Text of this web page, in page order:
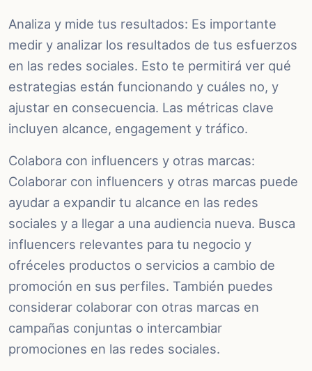
Analiza y mide tus resultados: Es importante
medir y analizar los resultados de tus esfuerzos
en las redes sociales. Esto te permitirá ver qué
estrategias están funcionando y cuáles no, y
ajustar en consecuencia. Las métricas clave
incluyen alcance, engagement y tráfico.
Colabora con influencers y otras marcas:
Colaborar con influencers y otras marcas puede
ayudar a expandir tu alcance en las redes
sociales y a llegar a una audiencia nueva. Busca
influencers relevantes para tu negocio y
ofréceles productos o servicios a cambio de
promoción en sus perfiles. También puedes
considerar colaborar con otras marcas en
campañas conjuntas o intercambiar
promociones en las redes sociales.